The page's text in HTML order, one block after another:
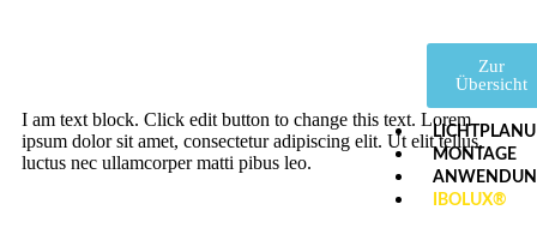
Zur
Übersicht
MONTAGE
IBOLUX®
I am text block. Click edit button to change this text. Lorem
ipsum dolor sit amet, consectetur adipiscing elit. Ut elit tellus,
luctus nec ullamcorper matti pibus leo.